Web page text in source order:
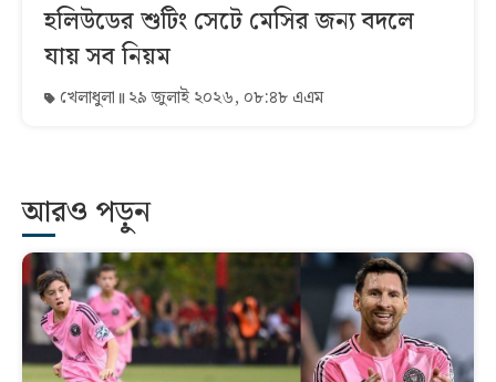
হলিউডের শুটিং সেটে মেসির জন্য বদলে
যায় সব নিয়ম
খেলাধুলা ২৯ জুলাই ২০২৬, ০৮:৪৮ এএম
আরও পড়ুন